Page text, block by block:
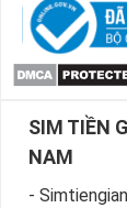
SIM TIỀN
NAM
-